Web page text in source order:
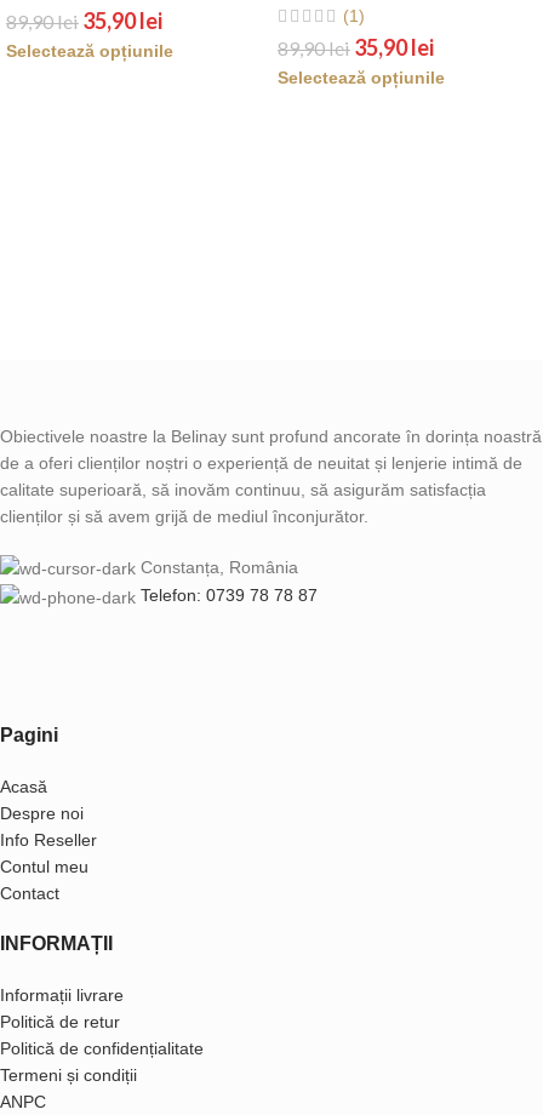
89,90lei 35,90lei
Selectează opțiunile
(1)
89,90lei 35,90lei
Selectează opțiunile
Obiectivele noastre la Belinay sunt profund ancorate în dorința noastră
de a oferi clienților noștri o experiență de neuitat și lenjerie intimă de
calitate superioară, să inovăm continuu, să asigurăm satisfacția
clienților și să avem grijă de mediul înconjurător.
Constanța, România
Telefon: 0739 78 78 87
Pagini
Acasă
Despre noi
Info Reseller
Contul meu
Contact
INFORMAȚII
Informații livrare
Politică de retur
Politică de confidențialitate
Termeni și condiții
ANPC